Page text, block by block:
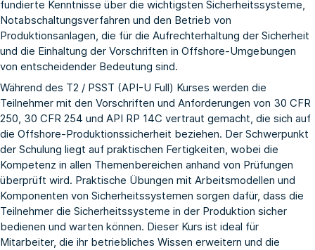
fundierte Kenntnisse über die wichtigsten Sicherheitssysteme,
Notabschaltungsverfahren und den Betrieb von
Produktionsanlagen, die für die Aufrechterhaltung der Sicherheit
und die Einhaltung der Vorschriften in Offshore-Umgebungen
von entscheidender Bedeutung sind.
Während des T2 / PSST (API-U Full) Kurses werden die
Teilnehmer mit den Vorschriften und Anforderungen von 30 CFR
250, 30 CFR 254 und API RP 14C vertraut gemacht, die sich auf
die Offshore-Produktionssicherheit beziehen. Der Schwerpunkt
der Schulung liegt auf praktischen Fertigkeiten, wobei die
Kompetenz in allen Themenbereichen anhand von Prüfungen
überprüft wird. Praktische Übungen mit Arbeitsmodellen und
Komponenten von Sicherheitssystemen sorgen dafür, dass die
Teilnehmer die Sicherheitssysteme in der Produktion sicher
bedienen und warten können. Dieser Kurs ist ideal für
Mitarbeiter, die ihr betriebliches Wissen erweitern und die